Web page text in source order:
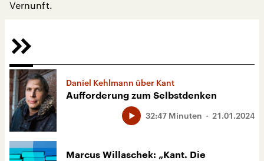
Vernunft.
Daniel Kehlmann über Kant
Aufforderung zum Selbstdenken
21.01.2024
32:47 Minuten
Marcus Willaschek: „Kant. Die